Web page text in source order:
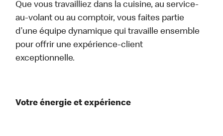
Que vous travailliez dans la cuisine, au service-
au-volant ou au comptoir, vous faites partie
d’une équipe dynamique qui travaille ensemble
pour offrir une expérience-client
exceptionnelle.
Votre énergie et expérience